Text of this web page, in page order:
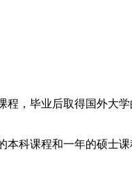
，毕业后取得国外大学
科课程和一年的硕士